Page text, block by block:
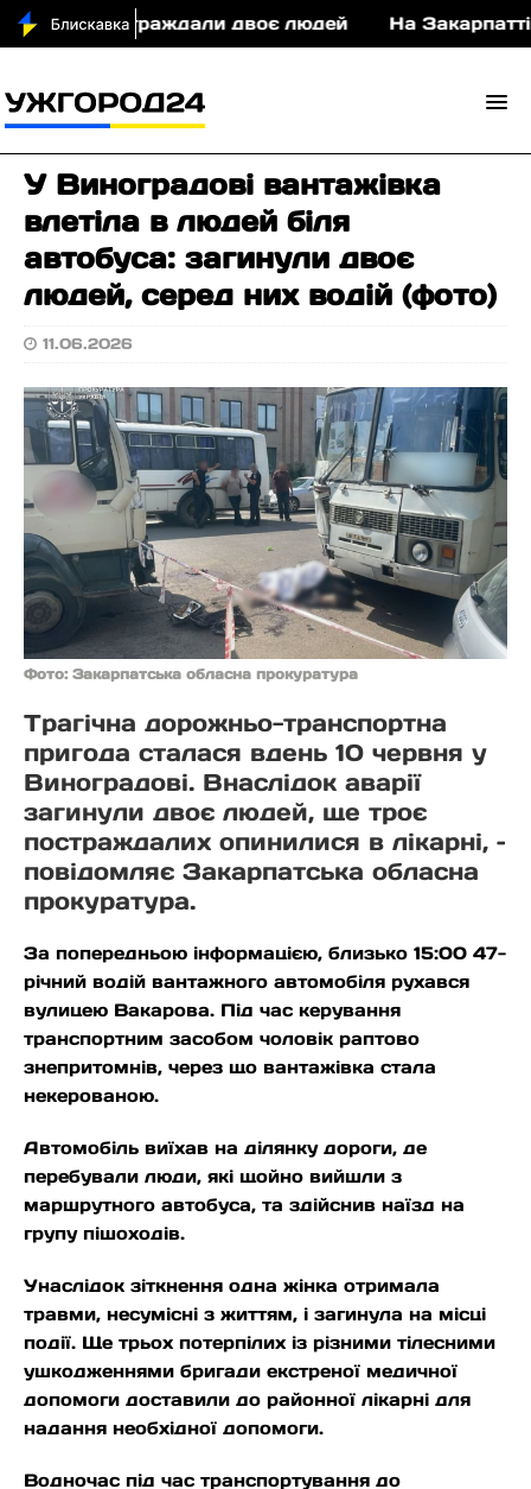
постраждали двоє людей На Закарпатті
У Виноградові вантажівка
влетіла в людей біля
автобуса: загинули двоє
людей, серед них водій (фото)
11.06.2026
Фото: Закарпатська обласна прокуратура
Трагічна дорожньо-транспортна
пригода сталася вдень 10 червня у
Виноградові. Внаслідок аварії
загинули двоє людей, ще троє
постраждалих опинилися в лікарні, –
повідомляє Закарпатська обласна
прокуратура.
За попередньою інформацією, близько 15:00 47-
річний водій вантажного автомобіля рухався
вулицею Вакарова. Під час керування
транспортним засобом чоловік раптово
знепритомнів, через що вантажівка стала
некерованою.
Автомобіль виїхав на ділянку дороги, де
перебували люди, які щойно вийшли з
маршрутного автобуса, та здійснив наїзд на
групу пішоходів.
Унаслідок зіткнення одна жінка отримала
травми, несумісні з життям, і загинула на місці
події. Ще трьох потерпілих із різними тілесними
ушкодженнями бригади екстреної медичної
допомоги доставили до районної лікарні для
надання необхідної допомоги.
Водночас під час транспортування до